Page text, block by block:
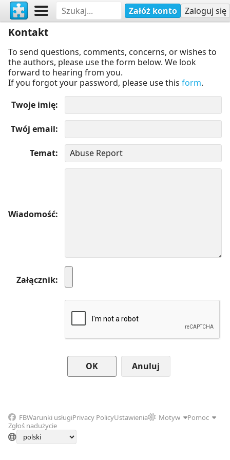
Załóż konto Zaloguj się
Kontakt
To send questions, comments, concerns, or wishes to
the authors, please use the form below. We look
forward to hearing from you.
If you forgot your password, please use this form.
Twoje imię
Twój email
Temat
Wiadomość
Załącznik
Anuluj
FBWarunki usługiPrivacy PolicyUstawienia Motyw
Pomoc
Zgłoś nadużycie